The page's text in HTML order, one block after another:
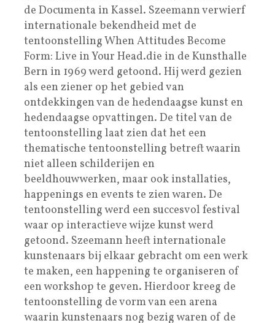
de Documenta in Kassel. Szeemann verwierf
internationale bekendheid met de
tentoonstelling When Attitudes Become
Form: Live in Your Head.die in de Kunsthalle
Bern in 1969 werd getoond. Hij werd gezien
als een ziener op het gebied van
ontdekkingen van de hedendaagse kunst en
hedendaagse opvattingen. De titel van de
tentoonstelling laat zien dat het een
thematische tentoonstelling betreft waarin
niet alleen schilderijen en
beeldhouwwerken, maar ook installaties,
happenings en events te zien waren. De
tentoonstelling werd een succesvol festival
waar op interactieve wijze kunst werd
getoond. Szeemann heeft internationale
kunstenaars bij elkaar gebracht om een werk
te maken, een happening te organiseren of
een workshop te geven. Hierdoor kreeg de
tentoonstelling de vorm van een arena
waarin kunstenaars nog bezig waren of de